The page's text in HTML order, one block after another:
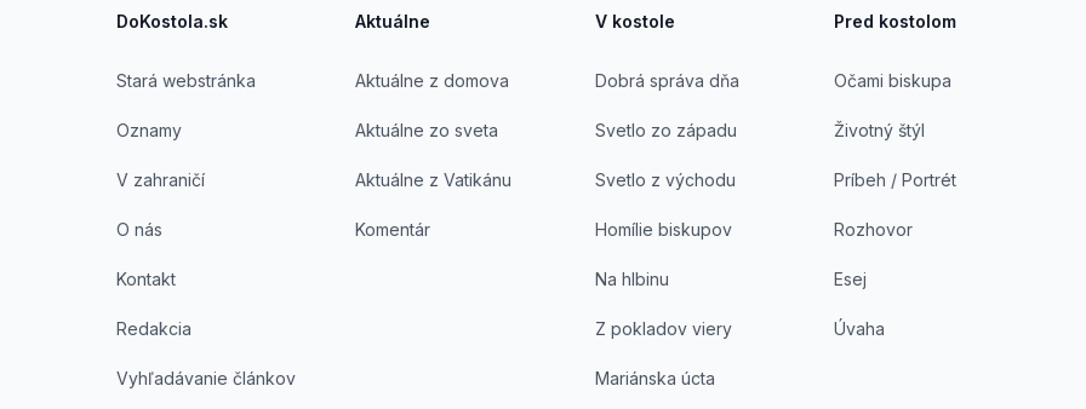
DoKostola.sk
Stará webstránka
Oznamy
V zahraničí
O nás
Kontakt
Redakcia
Vyhľadávanie článkov
Aktuálne
Aktuálne z domova
Aktuálne zo sveta
Aktuálne z Vatikánu
Komentár
V kostole
Dobrá správa dňa
Svetlo zo západu
Svetlo z východu
Homílie biskupov
Na hlbinu
Z pokladov viery
Mariánska úcta
Pred kostolom
Očami biskupa
Životný štýl
Príbeh / Portrét
Rozhovor
Esej
Úvaha